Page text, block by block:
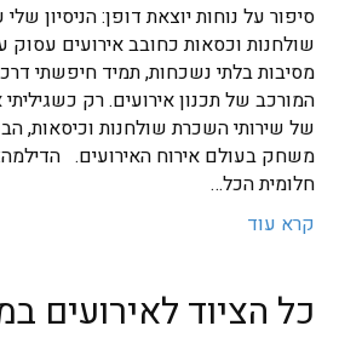
סיפור על נוחות יוצאת דופן: הניסיון
שולחנות וכסאות כחובב אירועים עסוק
מסיבות בלתי נשכחות, תמיד חיפשתי
המורכב של תכנון אירועים. רק
של שירותי השכרת שולחנות וכיסאות,
משחק בעולם אירוח האירועים.
חלומית הכל…
קרא עוד
כל הציוד לאירועים